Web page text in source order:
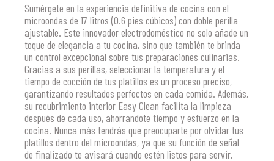
Sumérgete en la experiencia definitiva de cocina con el
microondas de 17 litros (0.6 pies cúbicos) con doble perilla
ajustable. Este innovador electrodoméstico no solo añade un
toque de elegancia a tu cocina, sino que también te brinda
un control excepcional sobre tus preparaciones culinarias.
Gracias a sus perillas, seleccionar la temperatura y el
tiempo de cocción de tus platillos es un proceso preciso,
garantizando resultados perfectos en cada comida. Además,
su recubrimiento interior Easy Clean facilita la limpieza
después de cada uso, ahorrandote tiempo y esfuerzo en la
cocina. Nunca más tendrás que preocuparte por olvidar tus
platillos dentro del microondas, ya que su función de señal
de finalizado te avisará cuando estén listos para servir,